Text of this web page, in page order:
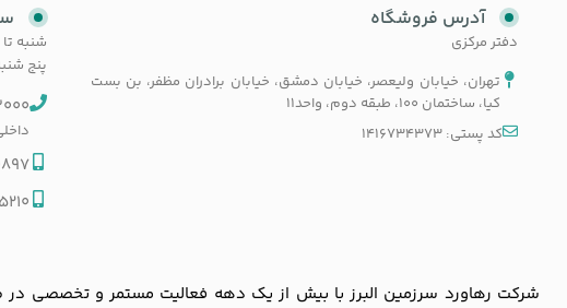
آدرس فروشگاه
دفتر مرکزی
تهران، خیابان ولیعصر، خیابان دمشق، خیابان برادران مظفر، بن بست
کیا، ساختمان 100، طبقه دوم، واحد11
کد پستی: 1416734373
شنبه
پنج
داخلی(
شرکت رهاورد سرزمین البرز با بیش از یک دهه فعالیت مستمر و تخصصی در